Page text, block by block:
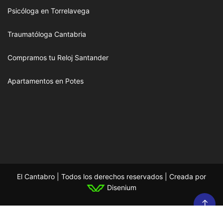
Psicóloga en Torrelavega
Traumatóloga Cantabria
Compramos tu Reloj Santander
Apartamentos en Potes
El Cantabro | Todos los derechos reservados | Creada por
Disenium